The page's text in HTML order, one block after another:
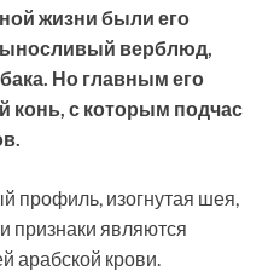
жизни были его
верблюд,
Но главным его
с которым подчас
профиль, изогнутая шея,
признаки являются
арабской крови.